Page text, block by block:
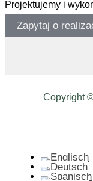
Projektujemy i
Zapytaj o
Copyright